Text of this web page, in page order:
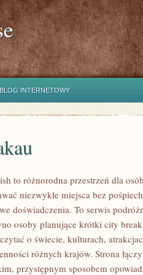
BLOG INTERNETOWY
to różnorodna przestrzeń dla
niezwykłe miejsca bez
doświadczenia. To serwis
osoby planujące krótki city
o świecie, kulturach,
różnych krajów. Strona
przystępnym sposobem